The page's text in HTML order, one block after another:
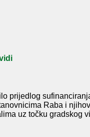
prijedlog
Raba i
uz točku gradskog